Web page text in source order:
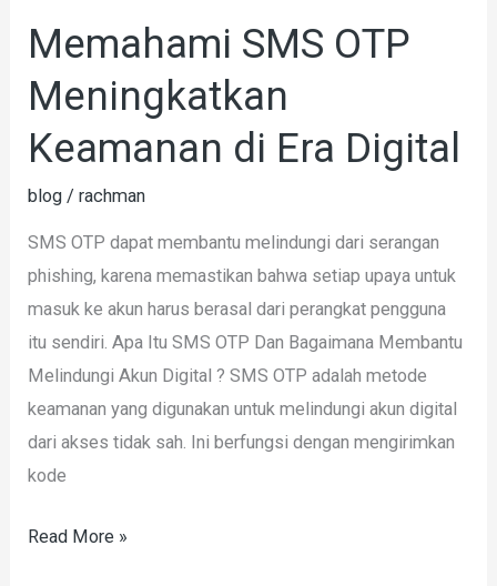
Memahami SMS OTP
Meningkatkan
Keamanan di Era Digital
blog /rachman
SMS OTP dapat membantu melindungi dari serangan
phishing, karena memastikan bahwa setiap upaya untuk
masuk ke akun harus berasal dari perangkat pengguna
itu sendiri. Apa Itu SMS OTP Dan Bagaimana Membantu
Melindungi Akun Digital ? SMS OTP adalah metode
keamanan yang digunakan untuk melindungi akun digital
dari akses tidak sah. Ini berfungsi dengan mengirimkan
kode
Memahami
OTP
Meningkatkan
Keamanan
di
Era
Digital
Read More »